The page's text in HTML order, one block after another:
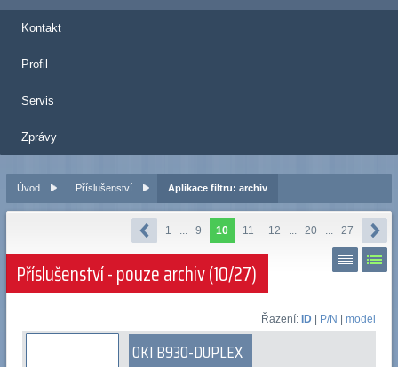
Kontakt
Profil
Servis
Zprávy
Úvod Příslušenství Aplikace filtru: archiv
1 ... 9 10 11 12 ... 20 ... 27
Příslušenství - pouze archiv (10/27)
Řazení: ID P/N |model
OKI B930-DUPLEX